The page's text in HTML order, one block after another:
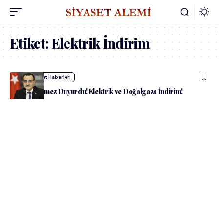
Etiket:Elektrik İndirim
admin Siyaset Haberleri
Bakan Dönmez Duyurdu! Elektrik ve Doğalgaza İndirim!